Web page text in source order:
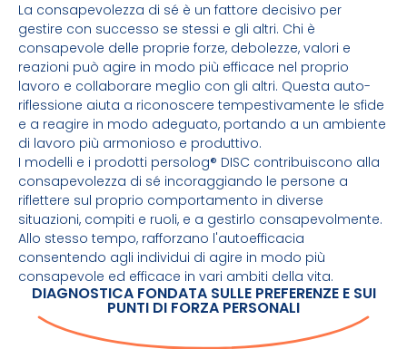
La consapevolezza di sé è un fattore decisivo per
gestire con successo se stessi e gli altri. Chi è
consapevole delle proprie forze, debolezze, valori e
reazioni può agire in modo più efficace nel proprio
lavoro e collaborare meglio con gli altri. Questa auto-
riflessione aiuta a riconoscere tempestivamente le sfide
e a reagire in modo adeguato, portando a un ambiente
di lavoro più armonioso e produttivo.
I modelli e i prodotti persolog® DISC contribuiscono alla
consapevolezza di sé incoraggiando le persone a
riflettere sul proprio comportamento in diverse
situazioni, compiti e ruoli, e a gestirlo consapevolmente.
Allo stesso tempo, rafforzano l'autoefficacia
consentendo agli individui di agire in modo più
consapevole ed efficace in vari ambiti della vita.
DIAGNOSTICA FONDATA SULLE PREFERENZE E SUI
PUNTI DI FORZA PERSONALI